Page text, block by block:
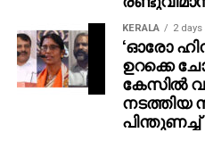
ബോംബെറിഞ്ഞതെന്ന്
പ്രോസിക്യൂട്ടര്‍മാരായ യു.
സര്‍ക്കാരിനുവേണ്ടി
KERALA 2 days
‘ഓരോ
ഉറക്കെ
കേസിൽ
നടത്തിയ